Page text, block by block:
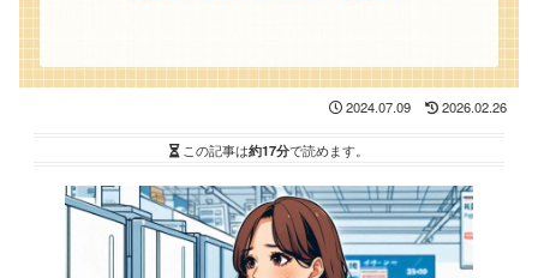
2024.07.09 2026.02.26
この記事は約17分で読めます。